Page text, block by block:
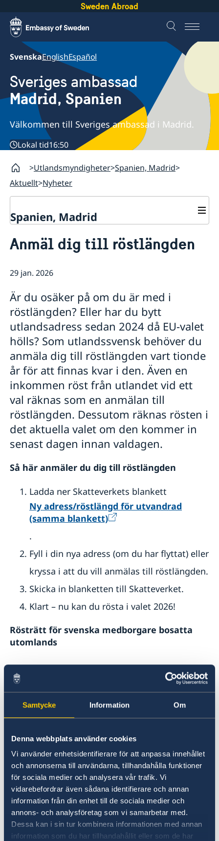
Samtycke Information Om
Denna webbplats använder cookies
Vi använder enhetsidentifierare för att anpassa innehållet
och annonserna till användarna, tillhandahålla funktioner
för sociala medier och analysera vår trafik. Vi
vidarebefordrar även sådana identifierare och annan
information från din enhet till de sociala medier och
annons- och analysföretag som vi samarbetar med.
Dessa kan i sin tur kombinera informationen med annan
information som du har tillhandahållit eller som de har
Sweden Abroad
SvenskaEnglishEspañol
Sveriges ambassad
Madrid, Spanien
Välkommen till Sveriges ambassad i Madrid.
Lokal tid16:50
Utlandsmyndigheter Spanien, Madrid
Aktuellt Nyheter
Spanien, Madrid
Om oss
Dataskyddspolicy (GDPR)
Lediga tjänster
Praktik
Vi är en resurs för svenska företag
Så kan du få stöd
Svenska företag i Spanien
Anmäl handelshinder
Aktuellt
Nyheter
Prioriterat Sverigefrämjande - seminarier &
evenemang
Svenskrelaterade kontakter i Spanien
Anmäl dig till röstlängden
29 jan. 2026
Är du osäker på om du är med i
röstlängden? Eller har du bytt
utlandsadress sedan 2024 då EU-valet
hölls? Som utlandssvensk behöver du
anmäla dig till röstlängden vart tionde
år för att finnas kvar i den. Även en
inkommen röst från utlandet vid ett
val räknas som en anmälan till
röstlängden. Dessutom räknas rösten i
det aktuella valet om den kommer in
senast dagen innan valdagen.
Så här anmäler du dig till röstlängden
Ladda ner Skatteverkets blankett
Ny adress/röstlängd för utvandrad
(samma blankett)
.
Fyll i din nya adress (om du har flyttat) eller
kryssa i att du vill anmälas till röstlängden.
Skicka in blanketten till Skatteverket.
Klart – nu kan du rösta i valet 2026!
Rösträtt för svenska medborgare bosatta
utomlands
Du får rösta i riksdagsvalet och valet till
Europaparlamentet om du
är svensk medborgare
har fyllt 18 år senast på valdagen
Om att rösta från utlandet - på
Valmyndighetens webbplats
Om du vill veta mer om valet och hur det
fungerar med röstkort, besök Valmyndighetens
hemsida,
Rösta från utlandet | Valmyndigheten